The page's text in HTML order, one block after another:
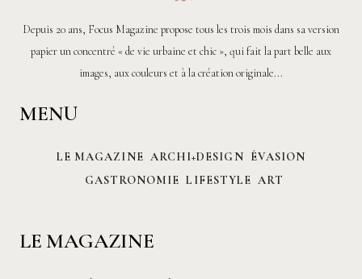
Depuis 20 ans, Focus Magazine propose tous les trois mois dans sa version
papier un concentré « de vie urbaine et chic », qui fait la part belle aux
images, aux couleurs et à la création originale...
MENU
LE MAGAZINE ARCHI+DESIGN ÉVASION
GASTRONOMIE LIFESTYLE ART
LE MAGAZINE